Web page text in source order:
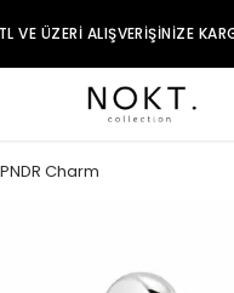
VE ÜZERI ALIŞVERIŞINIZE
PNDR Charm